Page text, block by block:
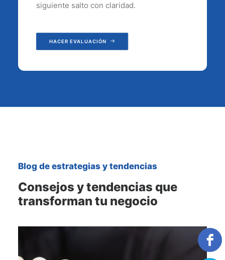
siguiente salto con claridad.
HACER EVALUACIÓN
Blog de estrategias y tendencias
Consejos y tendencias que
transforman tu negocio